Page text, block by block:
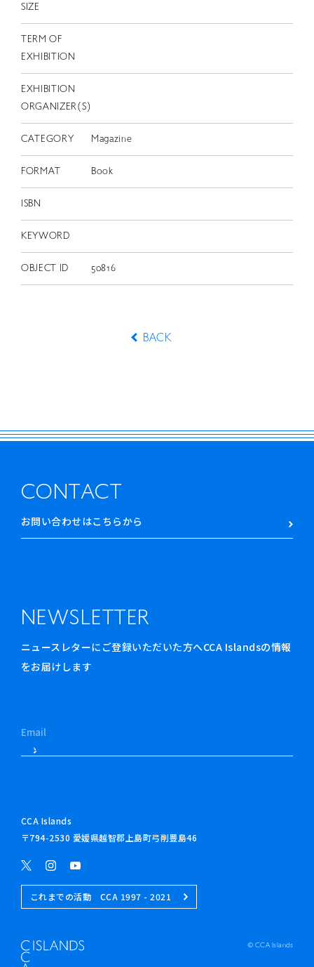
SIZE
TERM OF
EXHIBITION
EXHIBITION
ORGANIZER(S)
CATEGORY Magazine
FORMAT Book
ISBN
KEYWORD
OBJECT ID 50816
BACK
CONTACT
お問い合わせはこちらから
NEWSLETTER
ニュースレターにご登録いただいた方へCCA Islandsの情報
をお届けします
CCA Islands
〒794-2530 愛媛県越智郡上島町弓削豊島46
これまでの活動 CCA 1997 - 2021
© CCA Islands